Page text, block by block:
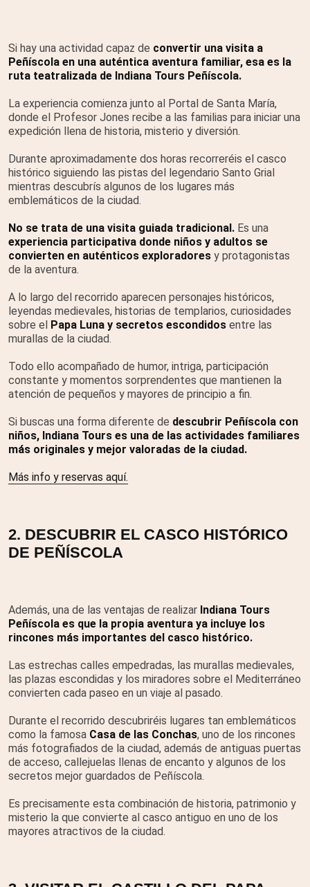
Si hay una actividad capaz de convertir una visita a
Peñíscola en una auténtica aventura familiar, esa es la
ruta teatralizada de Indiana Tours Peñíscola.
La experiencia comienza junto al Portal de Santa María,
donde el Profesor Jones recibe a las familias para iniciar una
expedición llena de historia, misterio y diversión.
Durante aproximadamente dos horas recorreréis el casco
histórico siguiendo las pistas del legendario Santo Grial
mientras descubrís algunos de los lugares más
emblemáticos de la ciudad.
No se trata de una visita guiada tradicional. Es una
experiencia participativa donde niños y adultos se
convierten en auténticos exploradores y protagonistas
de la aventura.
A lo largo del recorrido aparecen personajes históricos,
leyendas medievales, historias de templarios, curiosidades
sobre el Papa Luna y secretos escondidos entre las
murallas de la ciudad.
Todo ello acompañado de humor, intriga, participación
constante y momentos sorprendentes que mantienen la
atención de pequeños y mayores de principio a fin.
Si buscas una forma diferente de descubrir Peñíscola con
niños, Indiana Tours es una de las actividades familiares
más originales y mejor valoradas de la ciudad.
Más info y reservas aquí.
2. DESCUBRIR EL CASCO HISTÓRICO
DE PEÑÍSCOLA
Además, una de las ventajas de realizar Indiana Tours
Peñíscola es que la propia aventura ya incluye los
rincones más importantes del casco histórico.
Las estrechas calles empedradas, las murallas medievales,
las plazas escondidas y los miradores sobre el Mediterráneo
convierten cada paseo en un viaje al pasado.
Durante el recorrido descubriréis lugares tan emblemáticos
como la famosa Casa de las Conchas, uno de los rincones
más fotografiados de la ciudad, además de antiguas puertas
de acceso, callejuelas llenas de encanto y algunos de los
secretos mejor guardados de Peñíscola.
Es precisamente esta combinación de historia, patrimonio y
misterio la que convierte al casco antiguo en uno de los
mayores atractivos de la ciudad.